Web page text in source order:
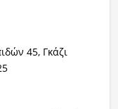
45, Γκάζι